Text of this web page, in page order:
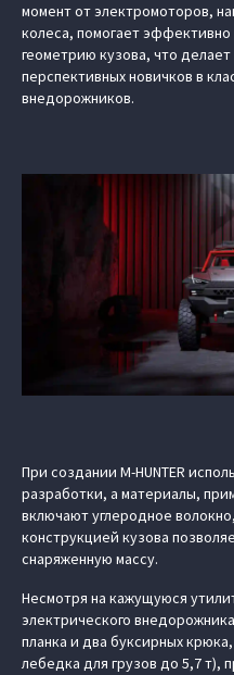
момент от электромоторов,
колеса, помогает
геометрию кузова, что делает
перспективных новичков в
внедорожников.
При создании M-HUNTER
разработки, а материалы,
включают углеродное
конструкцией кузова
снаряженную массу.
Несмотря на кажущуюся
электрического
планка и два буксирных
лебедка для грузов до 5,7 т),